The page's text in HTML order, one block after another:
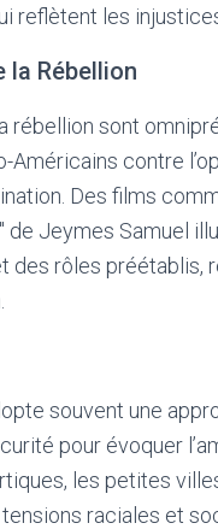
reflètent les
la Rébellion
rébellion sont
contre
Des films
de Jeymes Samuel
des rôles préétablis,
souvent une
pour évoquer
les petites
raciales et